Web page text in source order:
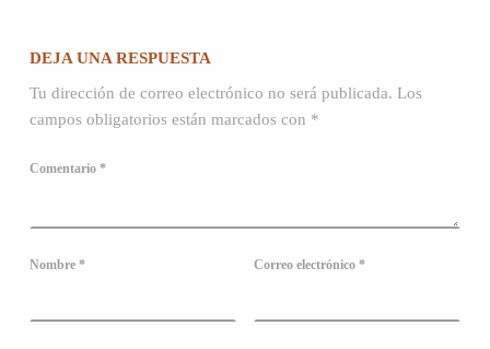
DEJA UNA RESPUESTA
Tu dirección de correo electrónico no será publicada. Los
campos obligatorios están marcados con *
Comentario *
Nombre * Correo electrónico *